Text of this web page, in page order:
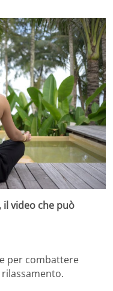
il video che può
per combattere